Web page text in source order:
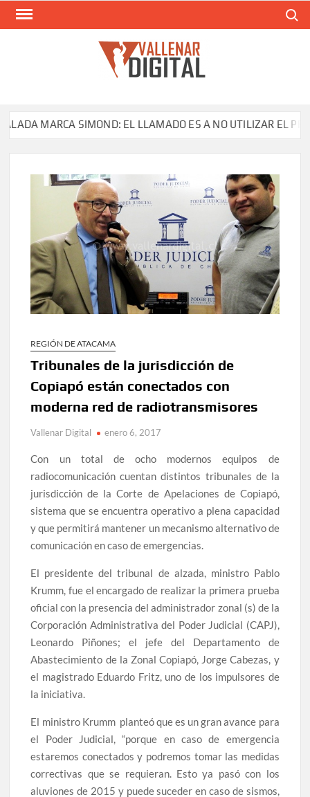
Saltar
MARCA SIMOND: EL LLAMADO ES A NO UTILIZAR EL
REGIÓN DE ATACAMA
Tribunales de la jurisdicción de
Copiapó están conectados con
moderna red de radiotransmisores
Vallenar Digital enero 6, 2017
Con un total de ocho modernos equipos de
radiocomunicación cuentan distintos tribunales de la
jurisdicción de la Corte de Apelaciones de Copiapó,
sistema que se encuentra operativo a plena capacidad
y que permitirá mantener un mecanismo alternativo de
comunicación en caso de emergencias.
El presidente del tribunal de alzada, ministro Pablo
Krumm, fue el encargado de realizar la primera prueba
oficial con la presencia del administrador zonal (s) de la
Corporación Administrativa del Poder Judicial (CAPJ),
Leonardo Piñones; el jefe del Departamento de
Abastecimiento de la Zonal Copiapó, Jorge Cabezas, y
el magistrado Eduardo Fritz, uno de los impulsores de
la iniciativa.
El ministro Krumm planteó que es un gran avance para
el Poder Judicial, “porque en caso de emergencia
estaremos conectados y podremos tomar las medidas
correctivas que se requieran. Esto ya pasó con los
aluviones de 2015 y puede suceder en caso de sismos,